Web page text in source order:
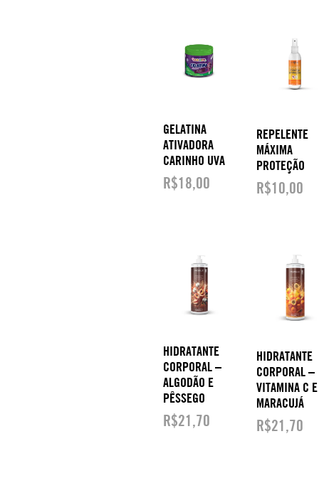
GELATINA
ATIVADORA
CARINHO UVA
R$18,00
REPELENTE
MÁXIMA
PROTEÇÃO
R$10,00
HIDRATANTE
CORPORAL –
ALGODÃO E
PÊSSEGO
R$21,70
HIDRATANTE
CORPORAL –
VITAMINA C E
MARACUJÁ
R$21,70